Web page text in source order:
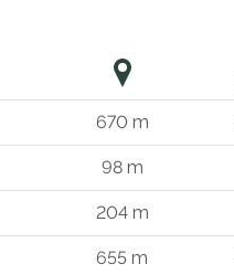
670 m
98 m
204 m
655 m